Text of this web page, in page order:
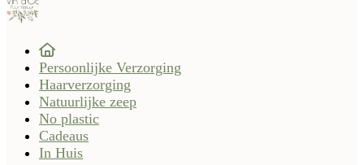
Persoonlijke Verzorging
Haarverzorging
Natuurlijke zeep
No plastic
Cadeaus
In Huis